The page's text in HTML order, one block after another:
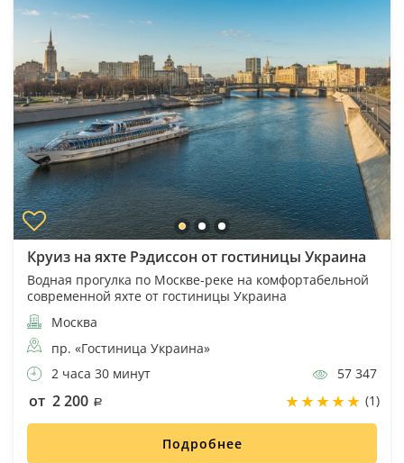
Круиз на яхте Рэдиссон от гостиницы Украина
Водная прогулка по Москве-реке на комфортабельной
современной яхте от гостиницы Украина
Москва
пр. «Гостиница Украина»
2 часа 30 минут
57 347
от 2 200 (1)
Подробнее